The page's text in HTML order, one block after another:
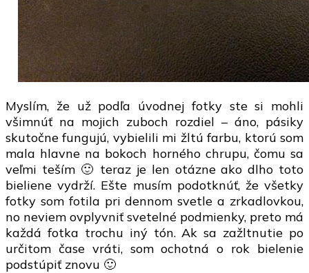
Myslím, že už podľa úvodnej fotky ste si mohli
všimnúť na mojich zuboch rozdiel – áno, pásiky
skutočne fungujú, vybielili mi žltú farbu, ktorú som
mala hlavne na bokoch horného chrupu, čomu sa
veľmi teším 🙂 teraz je len otázne ako dlho toto
bieliene vydrží. Ešte musím podotknúť, že všetky
fotky som fotila pri dennom svetle a zrkadlovkou,
no neviem ovplyvniť svetelné podmienky, preto má
každá fotka trochu iný tón. Ak sa zažltnutie po
určitom čase vráti, som ochotná o rok bielenie
podstúpiť znovu 🙂